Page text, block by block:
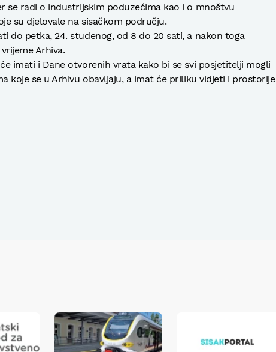
se radi o industrijskim poduzećima kao i o mnoštvu
su djelovale na sisačkom području.
do petka, 24. studenog, od 8 do 20 sati, a nakon toga
Arhiva.
imati i Dane otvorenih vrata kako bi se svi posjetitelji mogli
koje se u Arhivu obavljaju, a imat će priliku vidjeti i prostorije